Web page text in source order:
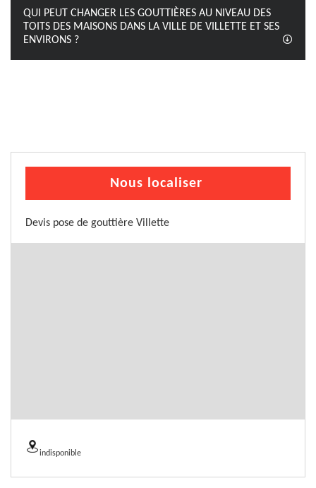
QUI PEUT CHANGER LES GOUTTIÈRES AU NIVEAU DES
TOITS DES MAISONS DANS LA VILLE DE VILLETTE ET SES
ENVIRONS ?
Nous localiser
Devis pose de gouttière Villette
indisponible